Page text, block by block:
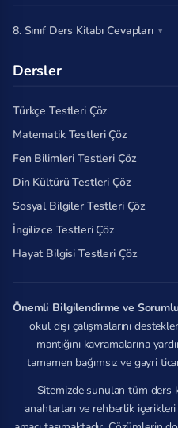
8. Sınıf Ders Kitabı Cevapları
Dersler
Türkçe Testleri Çöz
Matematik Testleri Çöz
Fen Bilimleri Testleri Çöz
Din Kültürü Testleri Çöz
Sosyal Bilgiler Testleri Çöz
İngilizce Testleri Çöz
Hayat Bilgisi Testleri Çöz
Önemli Bilgilendirme ve
okul dışı çalışmalarını
mantığını kavramalarına
tamamen bağımsız ve gayri
Sitemizde sunulan tüm ders
anahtarları ve rehberlik